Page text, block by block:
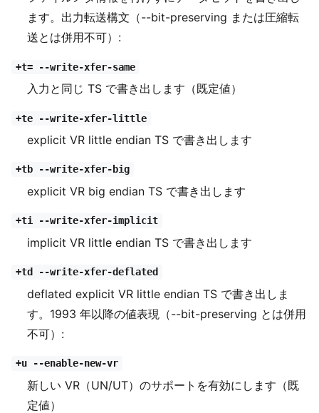
ます。出力転送構文（--bit-preserving または圧縮転
送とは併用不可）:
+t= --write-xfer-same
入力と同じ TS で書き出します（既定値）
+te --write-xfer-little
explicit VR little endian TS で書き出します
+tb --write-xfer-big
explicit VR big endian TS で書き出します
+ti --write-xfer-implicit
implicit VR little endian TS で書き出します
+td --write-xfer-deflated
deflated explicit VR little endian TS で書き出しま
す。1993 年以降の値表現（--bit-preserving とは併用
不可）:
+u --enable-new-vr
新しい VR（UN/UT）のサポートを有効にします（既
定値）